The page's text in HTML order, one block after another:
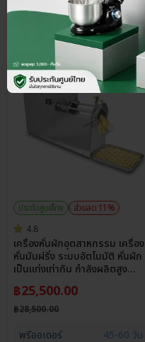
ประกันศูนย์ไทย
ส่วนลด 11%
4.8
เครื่องหั่นผักอุตสาหกรรม เครื่อง
หั่นมันฝรั่ง ระบบอัตโนมัติ หั่นผัก
เป็นแท่งเท่ากัน กำลังผลิตสูง
฿25,500.00
฿28,500.00
พรีออเดอร์ 45-60 วัน